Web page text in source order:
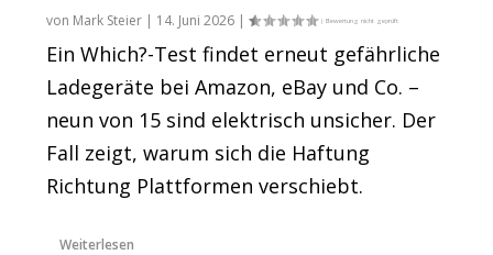
von Mark Steier | 14. Juni 2026 |
Ein Which?-Test findet erneut gefährliche
Ladegeräte bei Amazon, eBay und Co. –
neun von 15 sind elektrisch unsicher. Der
Fall zeigt, warum sich die Haftung
Richtung Plattformen verschiebt.
Weiterlesen